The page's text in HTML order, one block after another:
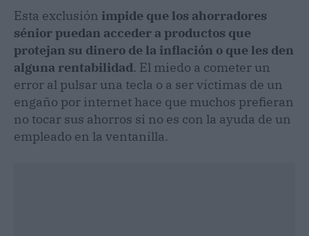
Esta exclusión impide que los ahorradores
sénior puedan acceder a productos que
protejan su dinero de la inflación o que les den
alguna rentabilidad. El miedo a cometer un
error al pulsar una tecla o a ser víctimas de un
engaño por internet hace que muchos prefieran
no tocar sus ahorros si no es con la ayuda de un
empleado en la ventanilla.